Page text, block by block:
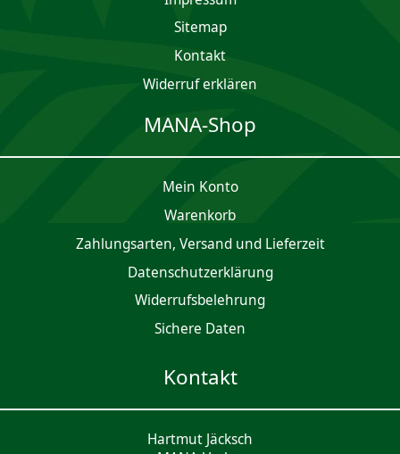
Sitemap
Kontakt
Widerruf erklären
MANA-Shop
Mein Konto
Waren­korb
Zahlungsarten, Versand und Lieferzeit
Daten­schutz­er­klärung
Widerrufsbelehrung
Sichere Daten
Kontakt
Hartmut Jäcksch